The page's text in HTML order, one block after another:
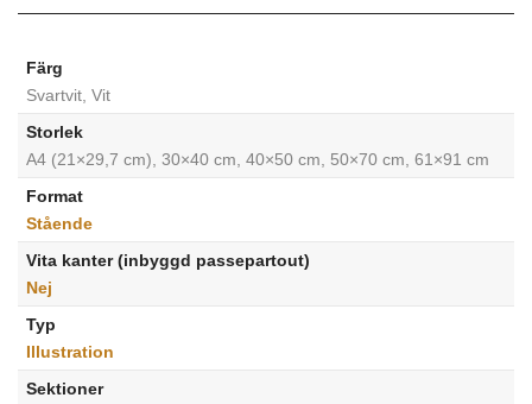
Färg
Svartvit, Vit
Storlek
A4 (21×29,7 cm), 30×40 cm, 40×50 cm, 50×70 cm, 61×91 cm
Format
Stående
Vita kanter (inbyggd passepartout)
Nej
Typ
Illustration
Sektioner